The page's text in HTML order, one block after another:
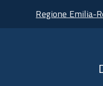
Regione Emilia-